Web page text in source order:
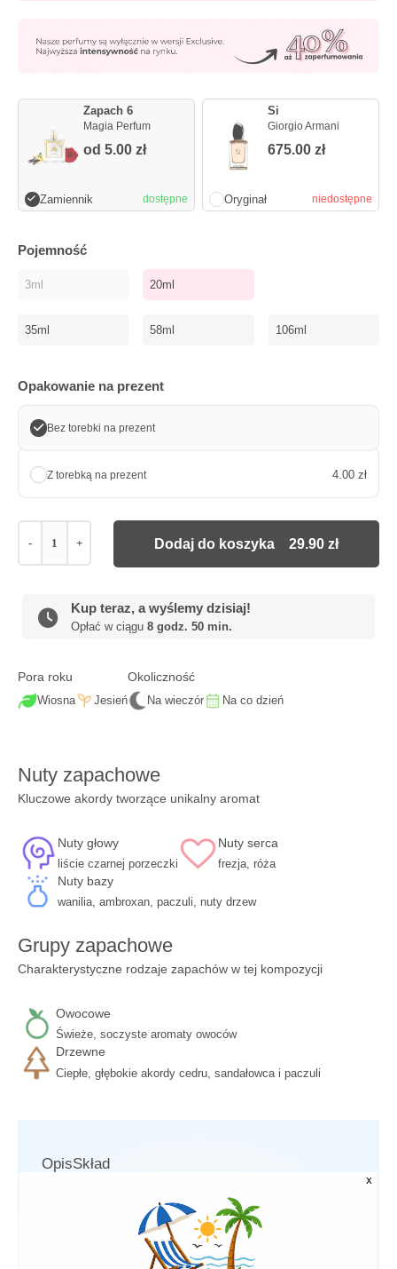
Zapach 6
Magia Perfum
od 5.00 zł
Zamiennik dostępne
Si
Giorgio Armani
675.00 zł
Oryginał niedostępne
Pojemność
3ml 20ml
35ml 58ml 106ml
Opakowanie na prezent
Z torebką na prezent 4.00 zł
Bez torebki na prezent
- + Dodaj do koszyka 29.90 zł
Kup teraz, a wyślemy dzisiaj!
Opłać w ciągu 8 godz. 50 min.
Pora roku
Wiosna Jesień
Okoliczność
Na wieczór Na co dzień
Nuty zapachowe
Kluczowe akordy tworzące unikalny aromat
Nuty głowy
liście czarnej porzeczki
Nuty serca
frezja, róża
Nuty bazy
wanilia, ambroxan, paczuli, nuty drzew
Grupy zapachowe
Charakterystyczne rodzaje zapachów w tej kompozycji
Owocowe
Świeże, soczyste aromaty owoców
Drzewne
Ciepłe, głębokie akordy cedru, sandałowca i paczuli
OpisSkład
Luksusowe perfumy dla kobiet Giorgio Armani Si to hołd
złożony nowoczesnej kobiecości, naturalnemu pięknu i
uczuciu wolności. Kobieta Giorgio Armani jest w każdej
sytuacji silna, niezależna i z klasą. Jej charyzma i